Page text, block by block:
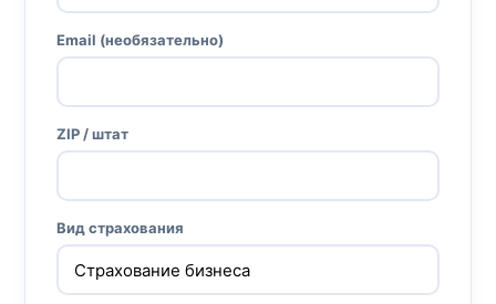
Email (необязательно)
ZIP / штат
Вид страхования